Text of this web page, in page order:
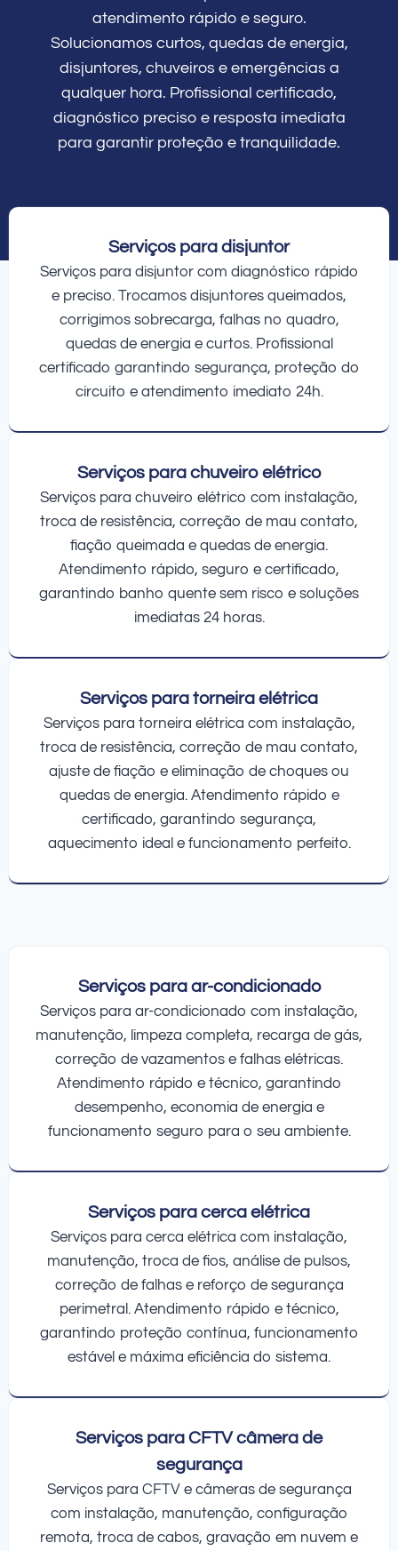
atendimento rápido e seguro.
Solucionamos curtos, quedas de energia,
disjuntores, chuveiros e emergências a
qualquer hora. Profissional certificado,
diagnóstico preciso e resposta imediata
para garantir proteção e tranquilidade.
Serviços para disjuntor
Serviços para disjuntor com diagnóstico rápido
e preciso. Trocamos disjuntores queimados,
corrigimos sobrecarga, falhas no quadro,
quedas de energia e curtos. Profissional
certificado garantindo segurança, proteção do
circuito e atendimento imediato 24h.
Serviços para chuveiro elétrico
Serviços para chuveiro elétrico com instalação,
troca de resistência, correção de mau contato,
fiação queimada e quedas de energia.
Atendimento rápido, seguro e certificado,
garantindo banho quente sem risco e soluções
imediatas 24 horas.
Serviços para torneira elétrica
Serviços para torneira elétrica com instalação,
troca de resistência, correção de mau contato,
ajuste de fiação e eliminação de choques ou
quedas de energia. Atendimento rápido e
certificado, garantindo segurança,
aquecimento ideal e funcionamento perfeito.
Serviços para ar-condicionado
Serviços para ar-condicionado com instalação,
manutenção, limpeza completa, recarga de gás,
correção de vazamentos e falhas elétricas.
Atendimento rápido e técnico, garantindo
desempenho, economia de energia e
funcionamento seguro para o seu ambiente.
Serviços para cerca elétrica
Serviços para cerca elétrica com instalação,
manutenção, troca de fios, análise de pulsos,
correção de falhas e reforço de segurança
perimetral. Atendimento rápido e técnico,
garantindo proteção contínua, funcionamento
estável e máxima eficiência do sistema.
Serviços para CFTV câmera de
segurança
Serviços para CFTV e câmeras de segurança
com instalação, manutenção, configuração
remota, troca de cabos, gravação em nuvem e